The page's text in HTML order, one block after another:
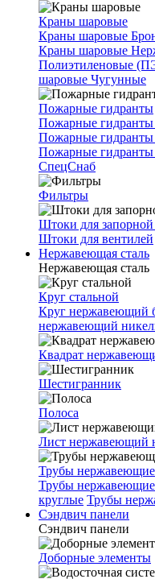
Краны шаровые
Краны шаровые
Краны шаровые
Полиэтиленовые
шаровые Чугунные
Пожарные гидранты
Пожарные
Пожарные гидранты
Пожарные
СпецСнаб
Фильтры
Штоки для
Штоки для вентилей
Нержавеющая сталь
Нержавеющая сталь
Круг стальной
Круг нержавеющий
нержавеющий
Квадрат
Шестигранник
Полоса
Лист нержавеющий
Трубы нержавеющие
Трубы нержавеющие
круглые Трубы
Сэндвич панели
Сэндвич панели
Доборные элементы